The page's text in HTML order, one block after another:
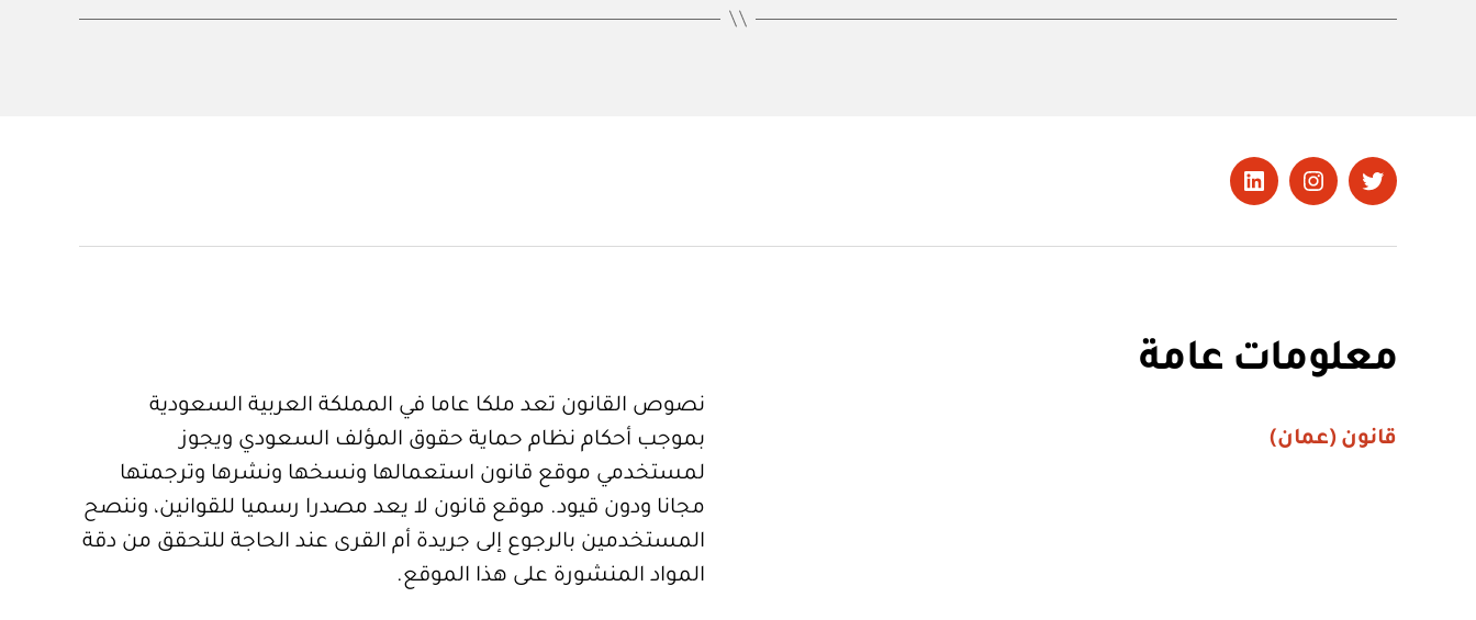
تويتر Instagram
LinkedIn
معلومات عامة
قانون (عمان)
نصوص القانون تعد ملكا عاما في المملكة العربية السعودية
بموجب أحكام نظام حماية حقوق المؤلف السعودي ويجوز
لمستخدمي موقع قانون استعمالها ونسخها ونشرها وترجمتها
مجانا ودون قيود. موقع قانون لا يعد مصدرا رسميا للقوانين، وننصح
المستخدمين بالرجوع إلى جريدة أم القرى عند الحاجة للتحقق من دقة
المواد المنشورة على هذا الموقع.